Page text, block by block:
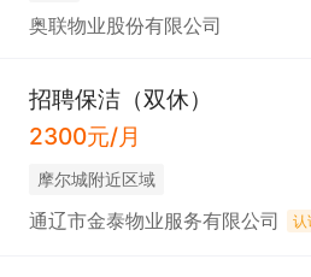
奥联物业股份有限公司
招聘保洁（双休）
2300元/月
摩尔城附近区域
通辽市金泰物业服务有限公司 认